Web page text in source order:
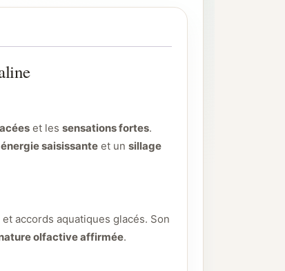
et les sensations fortes.
énergie saisissante et un sillage
accords aquatiques glacés. Son
olfactive affirmée.